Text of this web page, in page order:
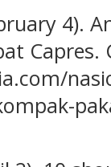
4).